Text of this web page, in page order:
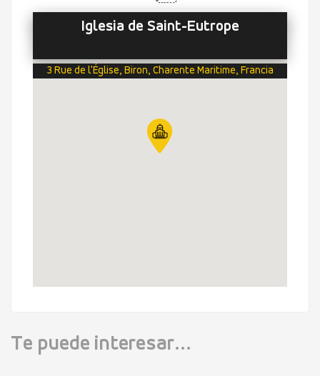
Iglesia de Saint-Eutrope
3 Rue de l'Église, Biron, Charente Maritime, Francia
Te puede interesar...